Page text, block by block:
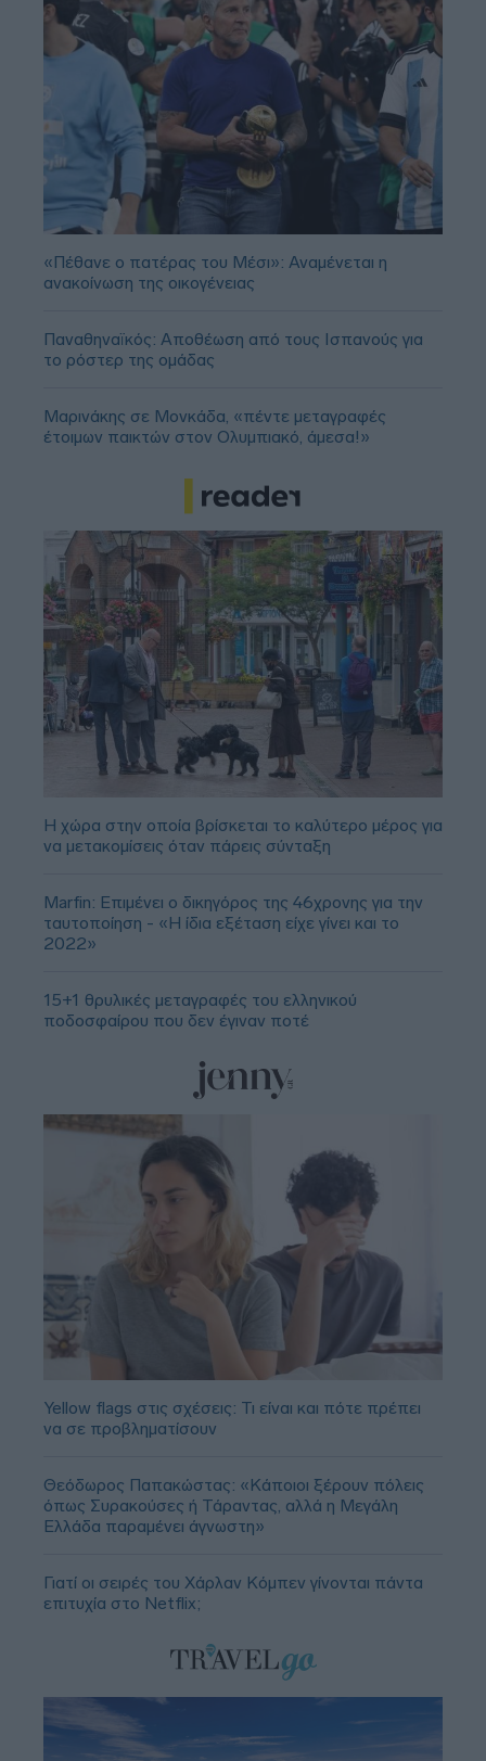
«Πέθανε ο πατέρας του Μέσι»: Αναμένεται η
ανακοίνωση της οικογένειας
Παναθηναϊκός: Αποθέωση από τους Ισπανούς για
το ρόστερ της ομάδας
Μαρινάκης σε Μονκάδα, «πέντε μεταγραφές
έτοιμων παικτών στον Ολυμπιακό, άμεσα!»
Η χώρα στην οποία βρίσκεται το καλύτερο μέρος για
να μετακομίσεις όταν πάρεις σύνταξη
Marfin: Επιμένει ο δικηγόρος της 46χρονης για την
ταυτοποίηση - «Η ίδια εξέταση είχε γίνει και το
2022»
15+1 θρυλικές μεταγραφές του ελληνικού
ποδοσφαίρου που δεν έγιναν ποτέ
Yellow flags στις σχέσεις: Τι είναι και πότε πρέπει
να σε προβληματίσουν
Θεόδωρος Παπακώστας: «Κάποιοι ξέρουν πόλεις
όπως Συρακούσες ή Τάραντας, αλλά η Μεγάλη
Ελλάδα παραμένει άγνωστη»
Γιατί οι σειρές του Χάρλαν Κόμπεν γίνονται πάντα
επιτυχία στο Netflix;